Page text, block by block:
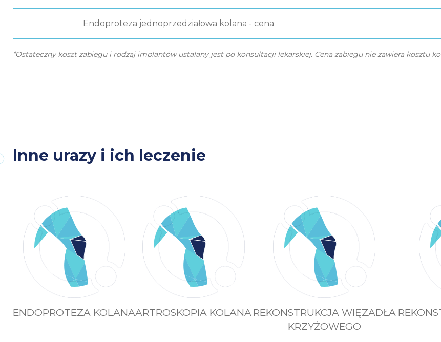
Endoproteza jednoprzedziałowa kolana - cena
*Ostateczny koszt zabiegu i rodzaj implantów ustalany jest po konsultacji lekarskiej. Cena zabiegu nie zawiera kosztu
Inne urazy i ich leczenie
ENDOPROTEZA KOLANAARTROSKOPIA KOLANAREKONSTRUKCJA WIĘZADŁA
KRZYŻOWEGO